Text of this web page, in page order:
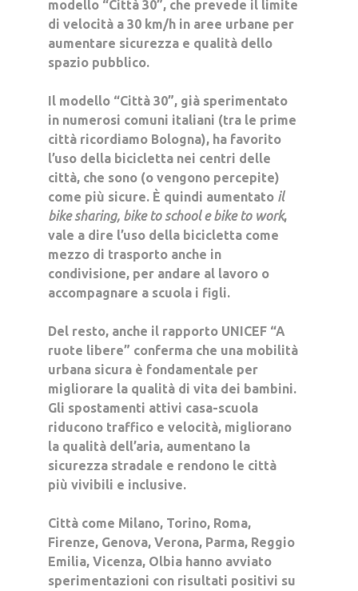
modello “Città 30”,che prevede il limite
di velocità a 30 km/h in aree urbane per
aumentare sicurezza e qualità dello
spazio pubblico.
Il modello “Città 30”, già sperimentato
in numerosi comuni italiani (tra le prime
città ricordiamo Bologna), ha favorito
l’uso della bicicletta nei centri delle
città, che sono (o vengono percepite)
come più sicure. È quindi aumentato il
bike sharing, bike to school e bike to work,
vale a dire l’uso della bicicletta come
mezzo di trasporto anche in
condivisione, per andare al lavoro o
accompagnare a scuola i figli.
Del resto, anche il rapporto UNICEF “A
ruote libere” conferma che una mobilità
urbana sicura è fondamentale per
migliorare la qualità di vita dei bambini.
Gli spostamenti attivi casa-scuola
riducono traffico e velocità, migliorano
la qualità dell’aria, aumentano la
sicurezza stradale e rendono le città
più vivibili e inclusive.
Città come Milano, Torino, Roma,
Firenze, Genova, Verona, Parma, Reggio
Emilia, Vicenza, Olbiahanno avviato
sperimentazioni con risultati positivi su